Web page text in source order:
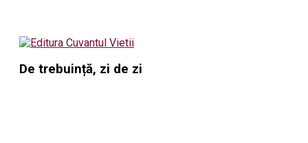
De trebuință, zi de zi